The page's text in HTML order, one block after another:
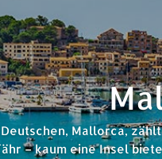
Mallorca,
– kaum eine Insel